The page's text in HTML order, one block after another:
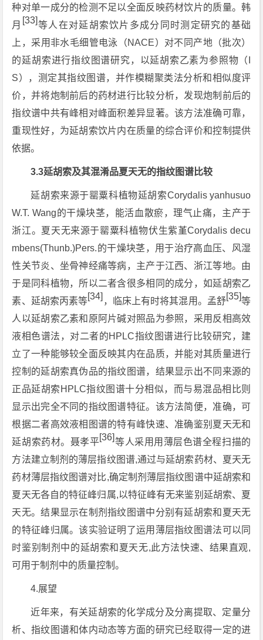
种对单一成分的检测不足以全面反映药材饮片的质量。韩
月 [33]等人在对延胡索饮片多成分同时测定研究的基础
上，采用非水毛细管电泳（NACE）对不同产地（批次）
的延胡索进行指纹图谱研究，以延胡索乙素为参照物（I
S），测定其指纹图谱，并作模糊聚类法分析和相似度评
价，并将炮制前后的药材进行比较分析，发现炮制前后的
指纹谱中共有峰相对峰面积差异显著。该方法准确可靠，
重现性好，为延胡索饮片内在质量的综合评价和控制提供
依据。
3.3延胡索及其混淆品夏天无的指纹图谱比较
延胡索来源于罂粟科植物延胡索Corydalis yanhusuo
W.T. Wang的干燥块茎，能活血散瘀，理气止痛，主产于
浙江。夏天无来源于罂粟科植物伏生紫堇Corydalis decu
mbens(Thunb.)Pers.的干燥块茎，用于治疗高血压、风湿
性关节炎、坐骨神经痛等病，主产于江西、浙江等地。由
于是同科植物，所以二者含很多相同的成分，如延胡索乙
素、延胡索丙素等[34] ，临床上有时将其混用。孟舒[35]等
人以延胡索乙素和原阿片碱对照品为参照，采用反相高效
液相色谱法，对二者的HPLC指纹图谱进行比较研究，建
立了一种能够较全面反映其内在品质，并能对其质量进行
控制的延胡索真伪品的指纹图谱，结果显示出不同来源的
正品延胡索HPLC指纹图谱十分相似，而与易混品相比则
显示出完全不同的指纹图谱特征。该方法简便，准确，可
根据二者高效液相图谱的特有峰快速、准确鉴别夏天无和
延胡索药材。聂孝平[36]等人采用用薄层色谱全程扫描的
方法建立制剂的薄层指纹图谱,通过与延胡索药材、夏天无
药材薄层指纹图谱对比,确定制剂薄层指纹图谱中延胡索和
夏天无各自的特征峰归属,以特征峰有无来鉴别延胡索、夏
天无。结果显示在制剂指纹图谱中分别有延胡索和夏天无
的特征峰归属。该实验证明了运用薄层指纹图谱法可以同
时鉴别制剂中的延胡索和夏天无,此方法快速、结果直观,
可用于制剂中的质量控制。
4.展望
近年来，有关延胡索的化学成分及分离提取、定量分
析、指纹图谱和体内动态等方面的研究已经取得一定的进